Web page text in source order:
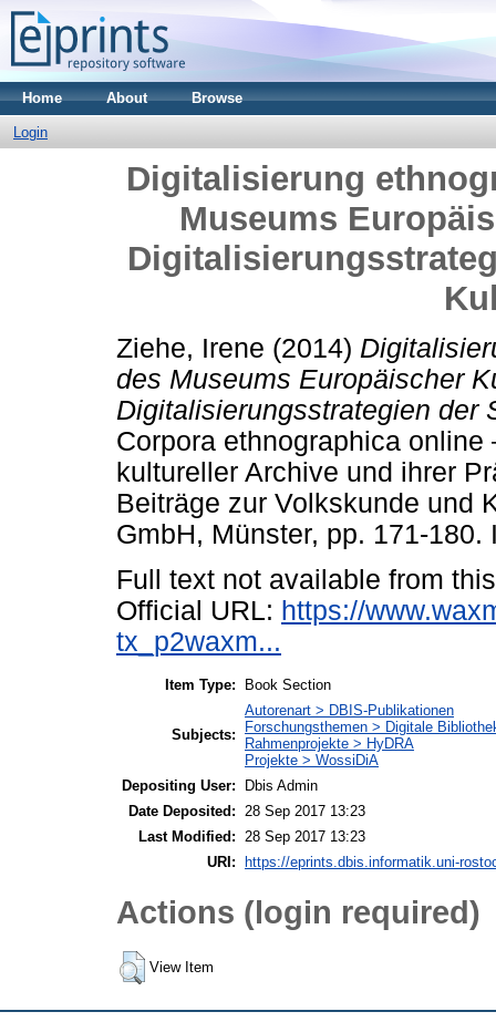
Home About Browse
Login
Digitalisierung
Museums
Ziehe, Irene (2014)
des Museums Europäischer
Digitalisierungsstrategien der
Corpora ethnographica
kultureller Archive und ihrer
Beiträge zur Volkskunde und
GmbH, Münster, pp. 171-
Full text not available from
Official URL: https://
tx_p2waxm...
Item Type: Book Section
Subjects:
Autorenart > DBIS-Publikationen
Forschungsthemen > Digitale
Rahmenprojekte > HyDRA
Projekte > WossiDiA
Depositing User:
Dbis Admin
Date Deposited: 28 Sep 2017 13:23
Last Modified: 28 Sep 2017 13:23
URI:
https://eprints.dbis.informatik.uni-
Actions (login required)
View Item